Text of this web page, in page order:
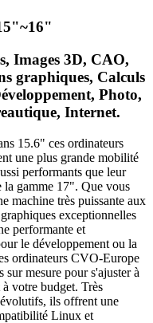
Images 3D, CAO,
graphiques, Calculs
Photo,
Internet.
15.6" ces ordinateurs
une plus grande mobilité
performants que leur
la gamme 17". Que vous
machine très puissante aux
exceptionnelles
performante et
le développement ou la
ordinateurs CVO-Europe
sur mesure pour s'ajuster à
votre budget. Très
ils offrent une
Linux et